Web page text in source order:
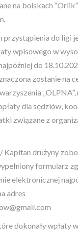
na boiskach
przystąpienia do ligi
wpisowego w
do
zostanie na
„OLPNA”,
dla sędziów,
związane z
Kapitan drużyny
formularz
elektronicznej
adres
dokonały wpłaty